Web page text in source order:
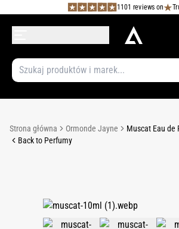
1101 reviews on
Strona główna Ormonde Jayne
Muscat Eau de
Back to Perfumy